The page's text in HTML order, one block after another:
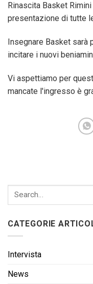
Rinascita Basket
presentazione di tutte
Insegnare Basket sarà
incitare i nuovi
Vi aspettiamo per
mancate l'ingresso è
CATEGORIE
Intervista
News